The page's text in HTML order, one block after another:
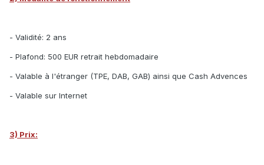
- Validité: 2 ans
- Plafond: 500 EUR retrait hebdomadaire
- Valable à l'étranger (TPE, DAB, GAB) ainsi que Cash Advences
- Valable sur Internet
3) Prix: